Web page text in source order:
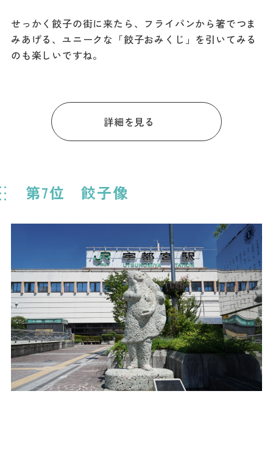
せっかく餃子の街に来たら、フライパンから箸でつま
みあげる、ユニークな「餃子おみくじ」を引いてみる
のも楽しいですね。
詳細を見る
第7位 餃子像